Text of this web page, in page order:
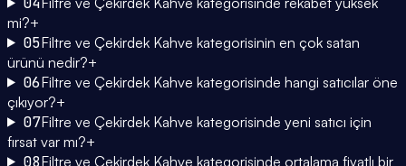
mi?+
05Filtre ve Çekirdek Kahve kategorisinin en çok satan
ürünü nedir?+
06Filtre ve Çekirdek Kahve kategorisinde hangi satıcılar öne
çıkıyor?+
07Filtre ve Çekirdek Kahve kategorisinde yeni satıcı için
fırsat var mı?+
08Filtre ve Çekirdek Kahve kategorisinde ortalama fiyatlı bir